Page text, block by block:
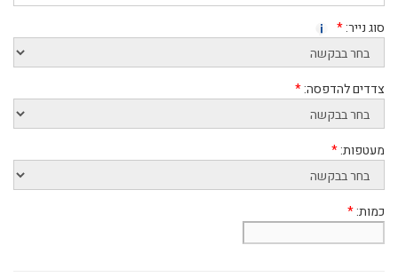
סוג נייר:*
צדדים להדפסה:*
מעטפות:*
כמות:*